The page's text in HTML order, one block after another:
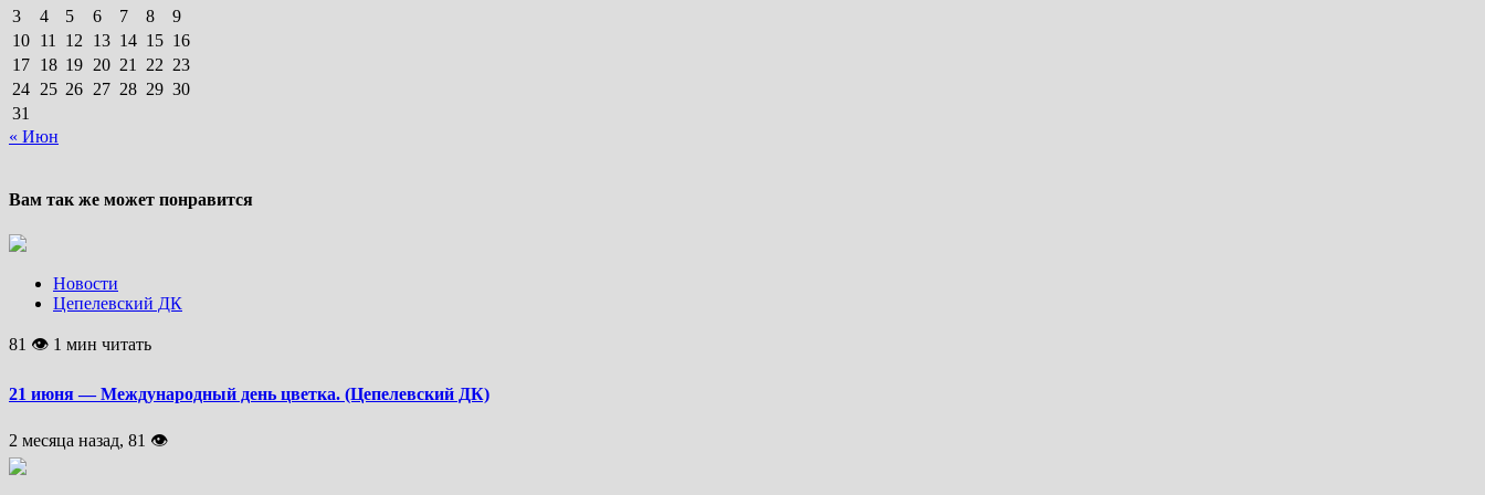
3
4 5 6 7 8
9
10 11 12 13 14 15 16
17 18 19 20 21 22 23
24 25 26 27 28 29 30
31
« Июн
Вам так же может понравится
Новости
Цепелевский ДК
81 👁 1 мин читать
21 июня — Международный день цветка. (Цепелевский ДК)
2 месяца назад, 81 👁